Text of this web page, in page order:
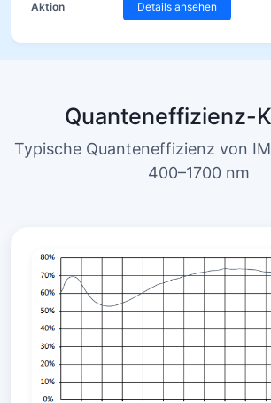
Details ansehen
Quanteneffizienz-
Typische Quanteneffizienz von
400–1700 nm